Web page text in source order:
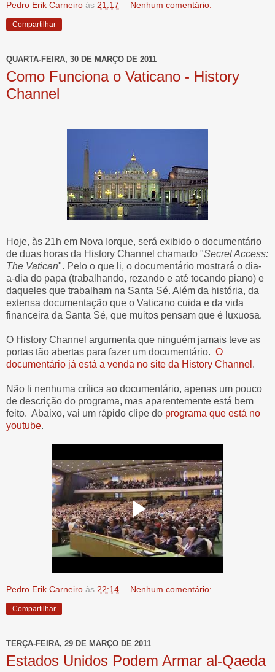
Pedro Erik Carneiro às 21:17 Nenhum comentário:
Compartilhar
QUARTA-FEIRA, 30 DE MARÇO DE 2011
Como Funciona o Vaticano - History
Channel
Hoje, às 21h em Nova Iorque, será exibido o documentário
de duas horas da History Channel chamado "Secret Access:
The Vatican". Pelo o que li, o documentário mostrará o dia-
a-dia do papa (trabalhando, rezando e até tocando piano) e
daqueles que trabalham na Santa Sé. Além da história, da
extensa documentação que o Vaticano cuida e da vida
financeira da Santa Sé, que muitos pensam que é luxuosa.
O History Channel argumenta que ninguém jamais teve as
portas tão abertas para fazer um documentário. O
documentário já está a venda no site da History Channel .
Não li nenhuma crítica ao documentário, apenas um pouco
de descrição do programa, mas aparentemente está bem
feito. Abaixo, vai um rápido clipe do programa que está no
youtube.
Pedro Erik Carneiro às 22:14 Nenhum comentário:
Compartilhar
TERÇA-FEIRA, 29 DE MARÇO DE 2011
Estados Unidos Podem Armar al-Qaeda